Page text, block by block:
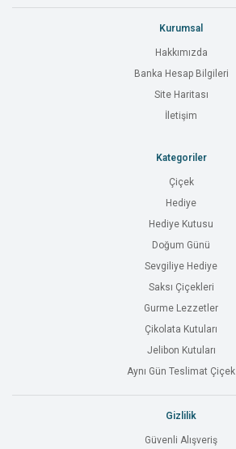
Kurumsal
Hakkımızda
Banka Hesap Bilgileri
Site Haritası
İletişim
Kategoriler
Çiçek
Hediye
Hediye Kutusu
Doğum Günü
Sevgiliye Hediye
Saksı Çiçekleri
Gurme Lezzetler
Çikolata Kutuları
Jelibon Kutuları
Aynı Gün Teslimat Çiçek
Gizlilik
Güvenli Alışveriş